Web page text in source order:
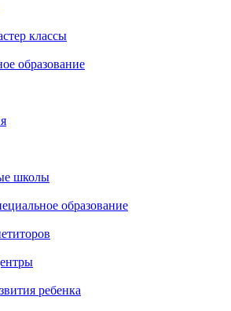
классы
образование
школы
образование
ребенка